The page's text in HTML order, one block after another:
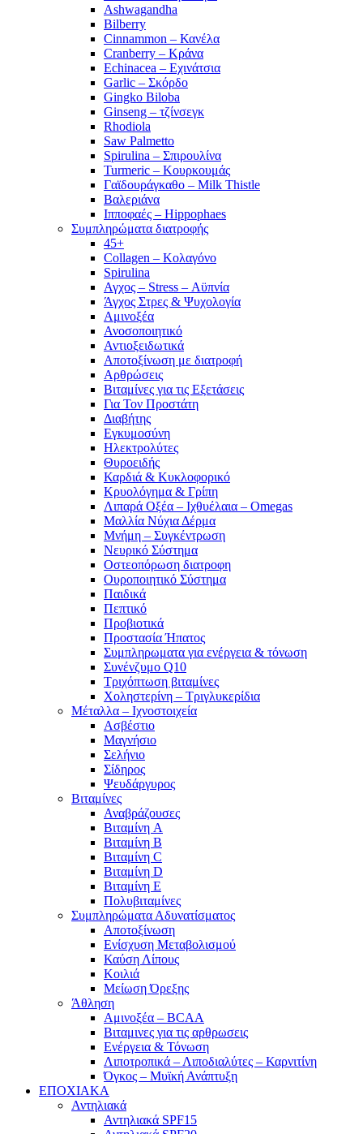
Ashwagandha
Bilberry
Cinnammon – Κανέλα
Cranberry – Κράνα
Echinacea – Εχινάτσια
Garlic – Σκόρδο
Gingko Biloba
Ginseng – τζίνσεγκ
Rhodiola
Saw Palmetto
Spirulina – Σπιρουλίνα
Turmeric – Κουρκουμάς
Γαϊδουράγκαθο – Milk Thistle
Βαλεριάνα
Ιπποφαές – Hippophaes
Συμπληρώματα διατροφής
45+
Collagen – Κολαγόνο
Spirulina
Αγχος – Stress – Αϋπνία
Άγχος Στρες & Ψυχολογία
Αμινοξέα
Ανοσοποιητικό
Αντιοξειδωτικά
Αποτοξίνωση με διατροφή
Αρθρώσεις
Βιταμίνες για τις Εξετάσεις
Για Τον Προστάτη
Διαβήτης
Εγκυμοσύνη
Ηλεκτρολύτες
Θυροειδής
Καρδιά & Κυκλοφορικό
Κρυολόγημα & Γρίπη
Λιπαρά Οξέα – Ιχθυέλαια – Omegas
Μαλλία Νύχια Δέρμα
Μνήμη – Συγκέντρωση
Νευρικό Σύστημα
Οστεοπόρωση διατροφη
Ουροποιητικό Σύστημα
Παιδικά
Πεπτικό
Προβιοτικά
Προστασία Ήπατος
Συμπληρωματα για ενέργεια & τόνωση
Συνένζυμο Q10
Τριχόπτωση βιταμίνες
Χοληστερίνη – Τριγλυκερίδια
Μέταλλα – Ιχνοστοιχεία
Ασβέστιο
Μαγνήσιο
Σελήνιο
Σίδηρος
Ψευδάργυρος
Βιταμίνες
Αναβράζουσες
Βιταμίνη A
Βιταμίνη B
Βιταμίνη C
Βιταμίνη D
Βιταμίνη E
Πολυβιταμίνες
Συμπληρώματα Αδυνατίσματος
Αποτοξίνωση
Ενίσχυση Μεταβολισμού
Καύση Λίπους
Κοιλιά
Μείωση Όρεξης
Άθληση
Αμινοξέα – BCAA
Βιταμινες για τις αρθρωσεις
Ενέργεια & Τόνωση
Λιποτροπικά – Λιποδιαλύτες – Καρνιτίνη
Όγκος – Μυϊκή Ανάπτυξη
ΕΠΟΧΙΑΚΑ
Αντηλιακά
Αντηλιακά SPF15